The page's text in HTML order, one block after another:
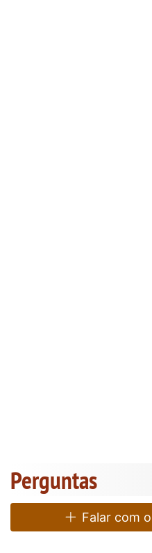
Perguntas
Falar com